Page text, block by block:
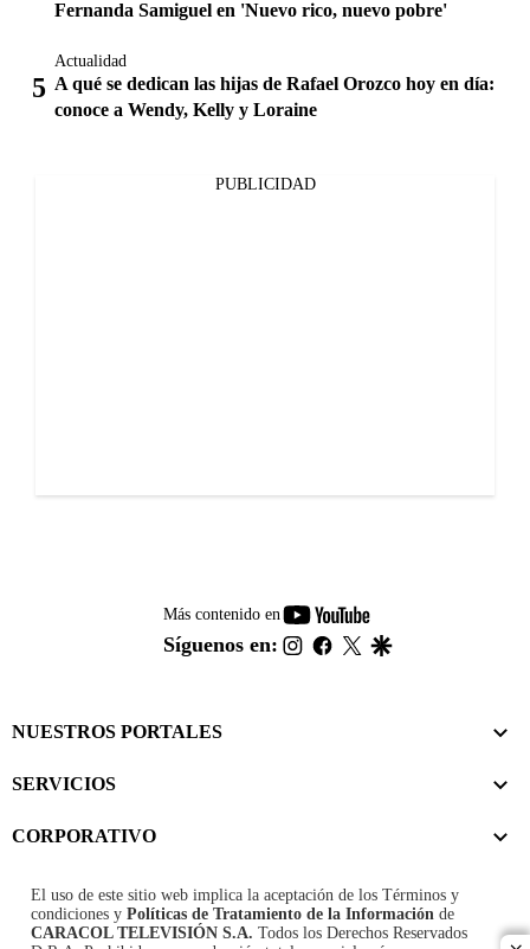
Fernanda Samiguel en 'Nuevo rico, nuevo pobre'
Actualidad
A qué se dedican las hijas de Rafael Orozco hoy en día:
conoce a Wendy, Kelly y Loraine
PUBLICIDAD
Más contenido en
youtube-
footer
Síguenos en: instagram
facebook
twitter
NUESTROS PORTALES
SERVICIOS
CORPORATIVO
El uso de este sitio web implica la aceptación de los Términos y
condiciones y Políticas de Tratamiento de la Información de
CARACOL TELEVISIÓN S.A. Todos los Derechos Reservados